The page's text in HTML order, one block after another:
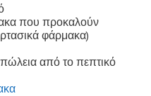
που προκαλούν
φάρμακα)
από το πεπτικό